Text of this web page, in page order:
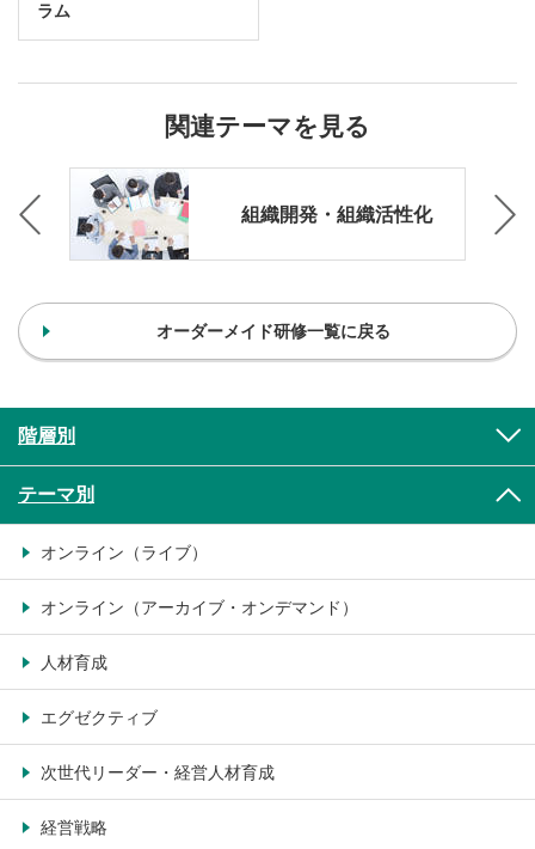
ラム
関連テーマを見る
組織開発・組織活性化
オーダーメイド研修一覧に戻る
階層別
テーマ別
オンライン（ライブ）
オンライン（アーカイブ・オンデマンド）
人材育成
エグゼクティブ
次世代リーダー・経営人材育成
経営戦略